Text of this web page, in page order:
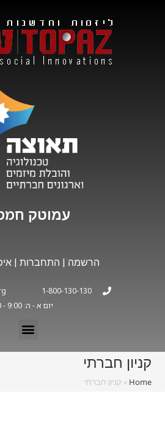
עמוטק
הרשמה | התחברות |
1-800-130-130
יום א - ה: 9:00 - 18:30
קניון חברתי
Home
» קניון חברתי